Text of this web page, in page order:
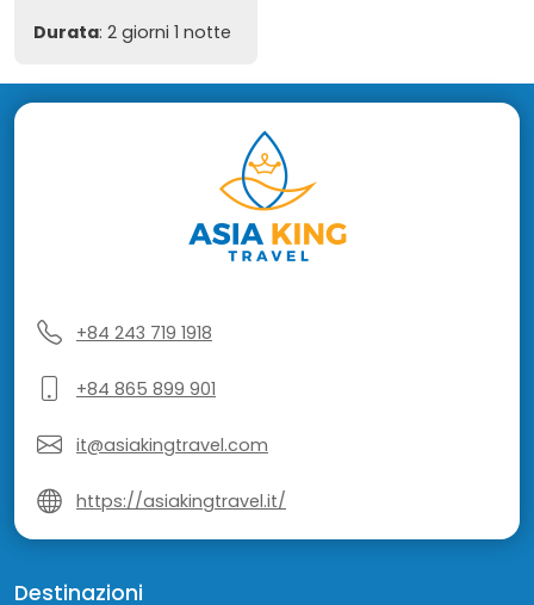
Durata: 2 giorni 1 notte
+84 243 719 1918
+84 865 899 901
it@asiakingtravel.com
https://asiakingtravel.it/
Destinazioni